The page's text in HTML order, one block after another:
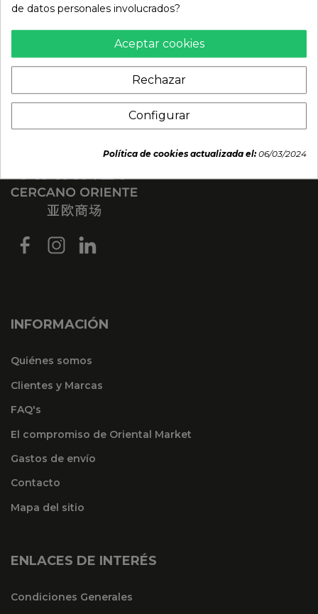
INFORMACIÓN
Quiénes somos
Clientes y Marcas
FAQ's
El compromiso de Oriental Market
Gastos de envío
Contacto
Mapa del sitio
ENLACES DE INTERÉS
Condiciones Generales
de datos personales involucrados?
Aceptar cookies
Rechazar
Configurar
Política de cookies actualizada el:06/03/2024